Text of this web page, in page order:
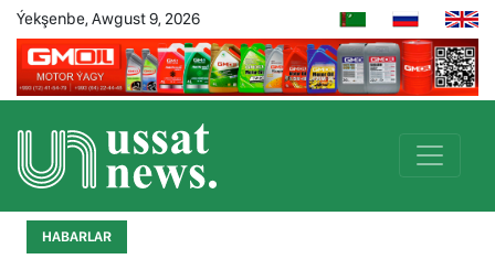
Ýekşenbe, Awgust 9, 2026
HABARLAR